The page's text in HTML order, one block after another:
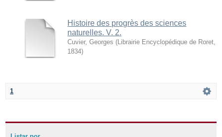
Histoire des progrès des sciences
naturelles. V. 2.
Cuvier, Georges ( Librairie Encyclopédique de Roret
1834)
1